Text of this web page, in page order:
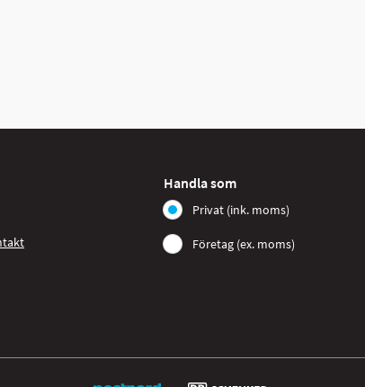
Handla som
Privat (ink. moms)
Företag (ex. moms)